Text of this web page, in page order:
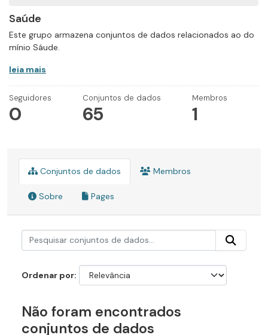
Saúde
Este grupo armazena conjuntos de dados relacionados ao do
mínio Sáude.
leia mais
Seguidores
0
Conjuntos de dados
65
Membros
1
Conjuntos de dados Membros
Sobre Pages
Ordenar por
Não foram encontrados
conjuntos de dados